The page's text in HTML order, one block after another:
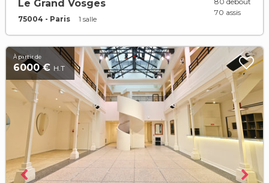
Le Grand Vosges
75004 - Paris 1 salle
70 assis
À partir de
6000 € H.T